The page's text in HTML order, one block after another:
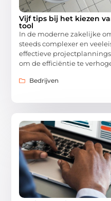
Vijf tips bij het kiezen
tool
In de moderne zakelijke
steeds complexer en
effectieve
om de efficiëntie te
Bedrijven